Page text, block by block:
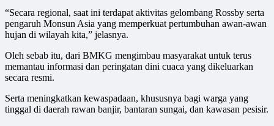
“Secara regional, saat ini terdapat aktivitas gelombang Rossby serta
pengaruh Monsun Asia yang memperkuat pertumbuhan awan-awan
hujan di wilayah kita,” jelasnya.
Oleh sebab itu, dari BMKG mengimbau masyarakat untuk terus
memantau informasi dan peringatan dini cuaca yang dikeluarkan
secara resmi.
Serta meningkatkan kewaspadaan, khususnya bagi warga yang
tinggal di daerah rawan banjir, bantaran sungai, dan kawasan pesisir.